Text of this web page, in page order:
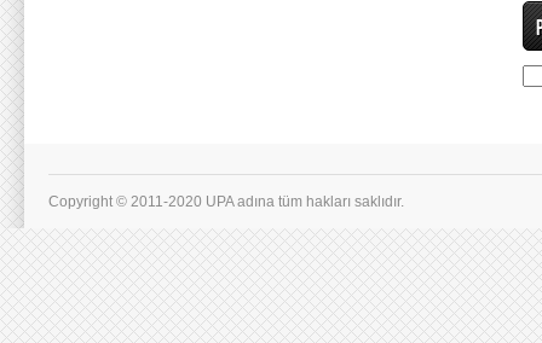
Copyright © 2011-2020 UPA adına tüm hakları saklıdır.